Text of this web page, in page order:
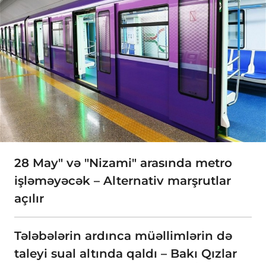
28 May" və "Nizami" arasında metro
işləməyəcək – Alternativ marşrutlar
açılır
Tələbələrin ardınca müəllimlərin də
taleyi sual altında qaldı – Bakı Qızlar